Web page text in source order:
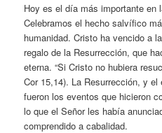
Hoy es el día más importante en
Celebramos el hecho salvífico
humanidad. Cristo ha vencido a
regalo de la Resurrección, que
eterna. “Si Cristo no hubiera
Cor 15,14). La Resurrección, y
fueron los eventos que hicieron
lo que el Señor les había
comprendido a cabalidad.